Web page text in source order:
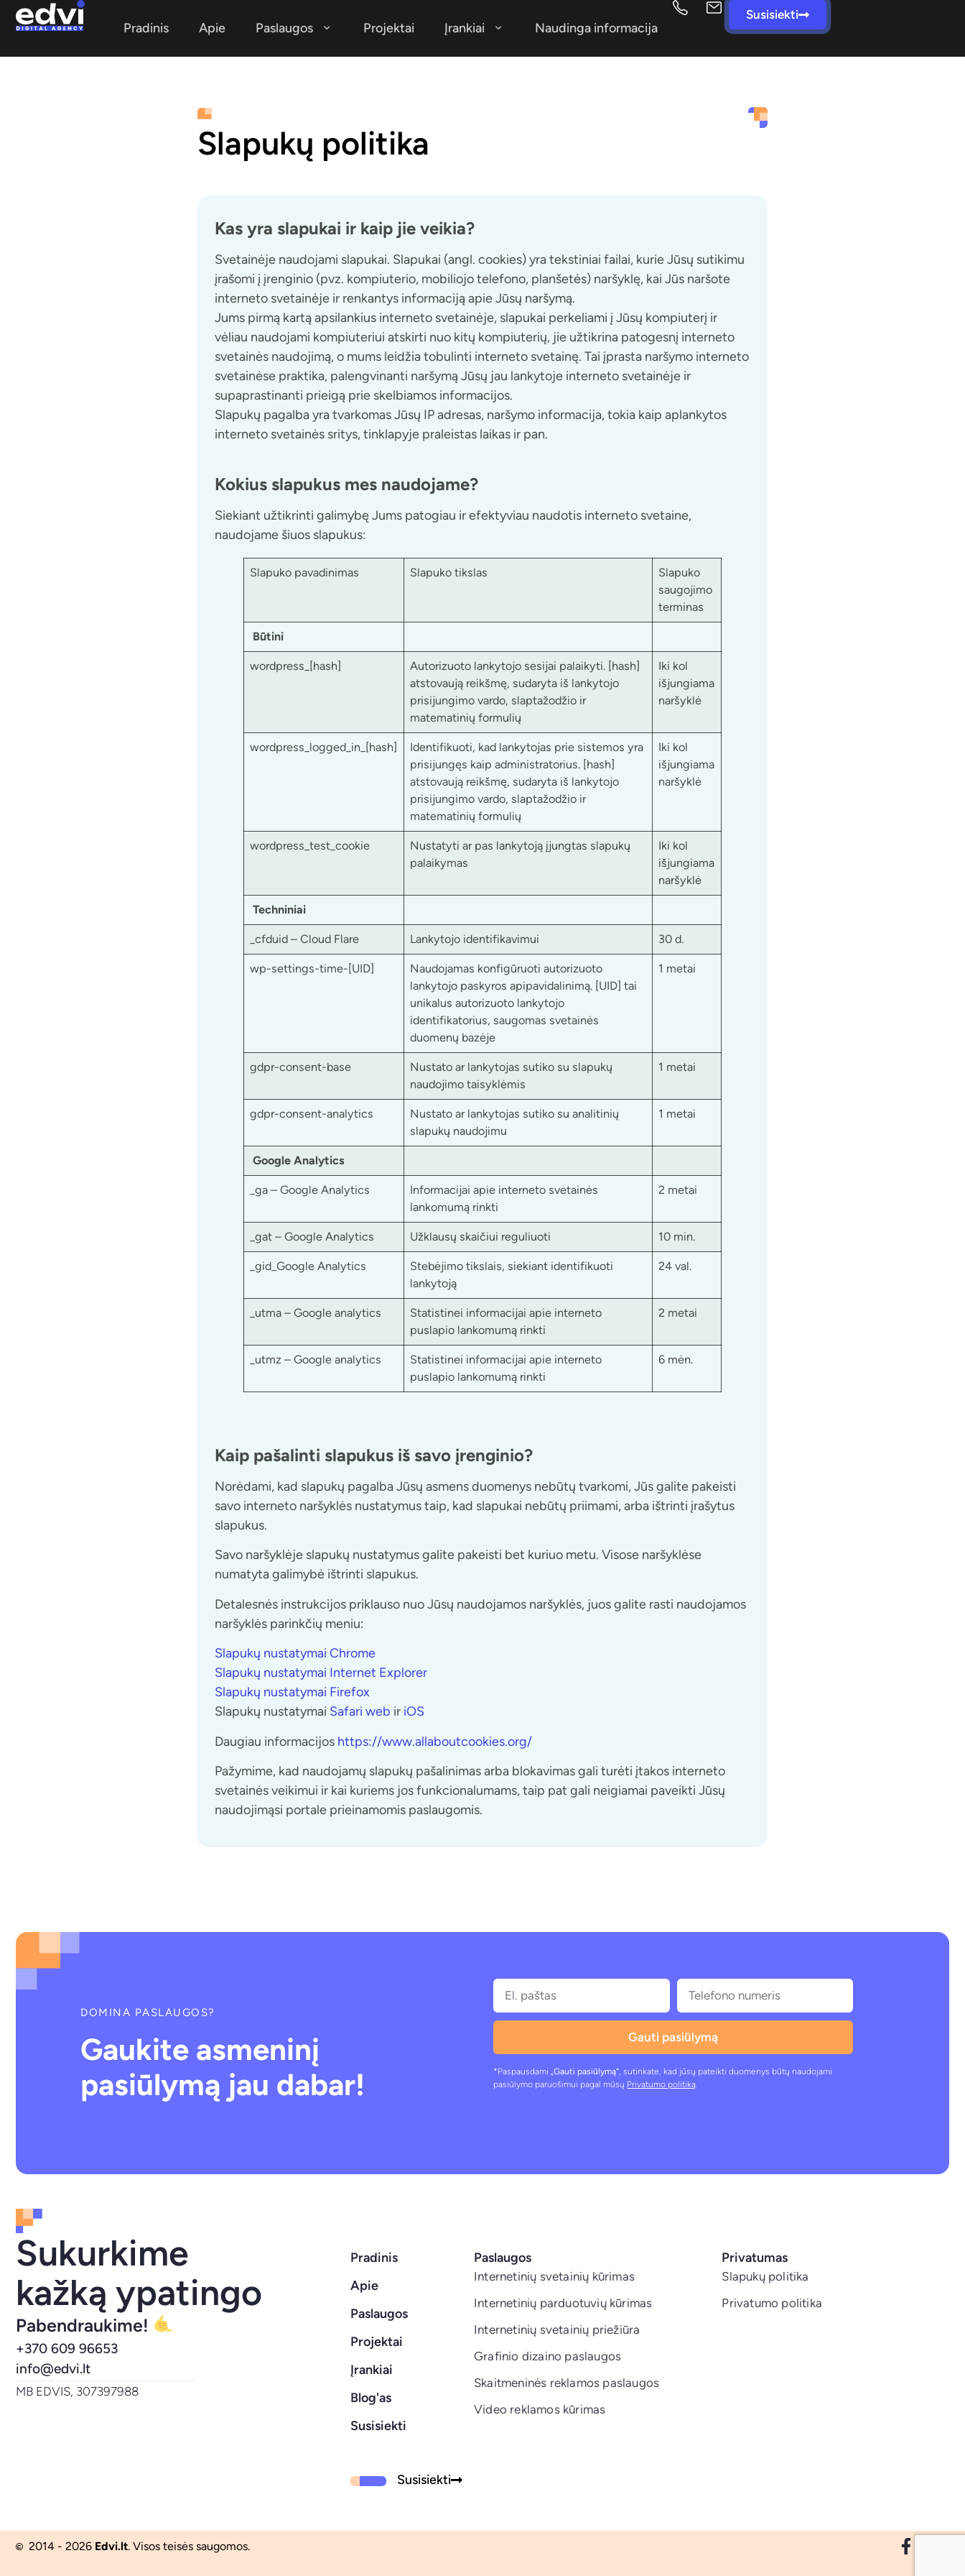
Pradinis Apie Paslaugos Projektai Įrankiai Naudinga informacija
Susisiekti
Slapukų politika
Kas yra slapukai ir kaip jie veikia?
Svetainėje naudojami slapukai. Slapukai (angl. cookies) yra tekstiniai failai, kurie Jūsų sutikimu
įrašomi į įrenginio (pvz. kompiuterio, mobiliojo telefono, planšetės) naršyklę, kai Jūs naršote
interneto svetainėje ir renkantys informaciją apie Jūsų naršymą.
Jums pirmą kartą apsilankius interneto svetainėje, slapukai perkeliami į Jūsų kompiuterį ir
vėliau naudojami kompiuteriui atskirti nuo kitų kompiuterių, jie užtikrina patogesnį interneto
svetainės naudojimą, o mums leidžia tobulinti interneto svetainę. Tai įprasta naršymo interneto
svetainėse praktika, palengvinanti naršymą Jūsų jau lankytoje interneto svetainėje ir
supaprastinanti prieigą prie skelbiamos informacijos.
Slapukų pagalba yra tvarkomas Jūsų IP adresas, naršymo informacija, tokia kaip aplankytos
interneto svetainės sritys, tinklapyje praleistas laikas ir pan.
Kokius slapukus mes naudojame?
Siekiant užtikrinti galimybę Jums patogiau ir efektyviau naudotis interneto svetaine,
naudojame šiuos slapukus:
Slapuko pavadinimas Slapuko tikslas
Slapuko
saugojimo
terminas
Būtini
wordpress_[hash]
Autorizuoto lankytojo sesijai palaikyti. [hash]
atstovaują reikšmę, sudaryta iš lankytojo
prisijungimo vardo, slaptažodžio ir
matematinių formulių
Iki kol
išjungiama
naršyklė
wordpress_logged_in_[hash]
Identifikuoti, kad lankytojas prie sistemos yra
prisijungęs kaip administratorius. [hash]
atstovaują reikšmę, sudaryta iš lankytojo
prisijungimo vardo, slaptažodžio ir
matematinių formulių
Iki kol
išjungiama
naršyklė
wordpress_test_cookie
Nustatyti ar pas lankytoją įjungtas slapukų
palaikymas
Iki kol
išjungiama
naršyklė
Techniniai
_cfduid – Cloud Flare Lankytojo identifikavimui 30 d.
wp-settings-time-[UID]
Naudojamas konfigūruoti autorizuoto
lankytojo paskyros apipavidalinimą. [UID] tai
unikalus autorizuoto lankytojo
identifikatorius, saugomas svetainės
duomenų bazėje
1 metai
gdpr-consent-base
Nustato ar lankytojas sutiko su slapukų
naudojimo taisyklėmis
1 metai
gdpr-consent-analytics
Nustato ar lankytojas sutiko su analitinių
slapukų naudojimu
1 metai
Google Analytics
_ga – Google Analytics
Informacijai apie interneto svetainės
lankomumą rinkti
2 metai
_gat – Google Analytics Užklausų skaičiui reguliuoti 10 min.
_gid_Google Analytics
Stebėjimo tikslais, siekiant identifikuoti
lankytoją
24 val.
_utma – Google analytics
Statistinei informacijai apie interneto
puslapio lankomumą rinkti
2 metai
_utmz – Google analytics
Statistinei informacijai apie interneto
puslapio lankomumą rinkti
6 mėn.
Kaip pašalinti slapukus iš savo įrenginio?
Norėdami, kad slapukų pagalba Jūsų asmens duomenys nebūtų tvarkomi, Jūs galite pakeisti
savo interneto naršyklės nustatymus taip, kad slapukai nebūtų priimami, arba ištrinti įrašytus
slapukus.
Savo naršyklėje slapukų nustatymus galite pakeisti bet kuriuo metu. Visose naršyklėse
numatyta galimybė ištrinti slapukus.
Detalesnės instrukcijos priklauso nuo Jūsų naudojamos naršyklės, juos galite rasti naudojamos
naršyklės parinkčių meniu:
Slapukų nustatymai Chrome
Slapukų nustatymai Internet Explorer
Slapukų nustatymai Firefox
Slapukų nustatymai Safari web ir iOS
Daugiau informacijos https://www.allaboutcookies.org/
Pažymime, kad naudojamų slapukų pašalinimas arba blokavimas gali turėti įtakos interneto
svetainės veikimui ir kai kuriems jos funkcionalumams, taip pat gali neigiamai paveikti Jūsų
naudojimąsi portale prieinamomis paslaugomis.
DOMINA PASLAUGOS?
Gaukite asmeninį
pasiūlymą jau dabar!
Gauti pasiūlymą
*Paspausdami„Gauti pasiūlymą“, sutinkate, kad jūsų pateikti duomenys būtų naudojami
pasiūlymo paruošimui pagal mūsų Privatumo politiką.
Sukurkime
kažką ypatingo
Pabendraukime!
+370 609 96653
info@edvi.lt
MB EDVIS, 307397988
Pradinis
Apie
Paslaugos
Projektai
Įrankiai
Blog'as
Susisiekti
Paslaugos
Internetinių svetainių kūrimas
Internetinių parduotuvių kūrimas
Internetinių svetainių priežiūra
Grafinio dizaino paslaugos
Skaitmeninės reklamos paslaugos
Video reklamos kūrimas
Privatumas
Slapukų politika
Privatumo politika
Susisiekti
2014 - 2026 Edvi.lt. Visos teisės saugomos.